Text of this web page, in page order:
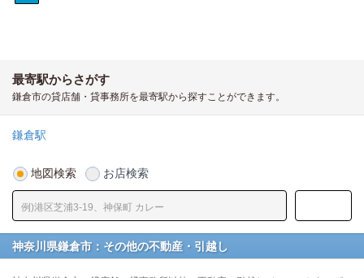
最寄駅からさがす
鎌倉市の貸店舗・貸事務所を最寄駅から探すことができます。
鎌倉駅
地図検索 お店検索
神奈川県鎌倉市：その他の不動産・引越し